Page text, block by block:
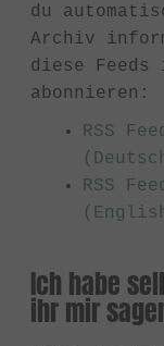
du
Archiv
diese Feeds
abonnieren:
RSS
RSS
Ich habe
ihr mir